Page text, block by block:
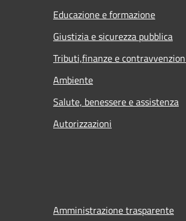
Educazione e formazione
Giustizia e sicurezza pubblica
Tributi,finanze e
Ambiente
Salute, benessere e assistenza
Autorizzazioni
Amministrazione trasparente